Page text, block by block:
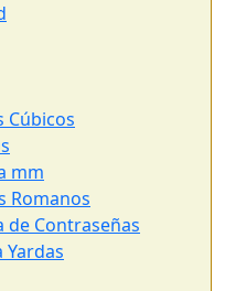
Cúbicos
mm
Romanos
de Contraseñas